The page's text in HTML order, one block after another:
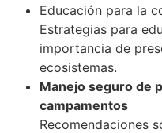
Educación para la
Estrategias para
importancia de
ecosistemas.
Manejo seguro de
campamentos
Recomendaciones